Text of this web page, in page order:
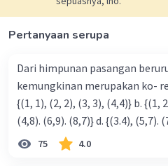
Pertanyaan serupa
Dari himpunan pasangan
kemungkinan merupakan ko- respondensi satu-satu? a.
{(1, 1), (2, 2), (3, 3), (4,4)} b. {(1, 2), (2, 3), (3, 4). (4,5)} c. {(2,7).
(4,8). (6,9). (8,7)} d.
75 4.0